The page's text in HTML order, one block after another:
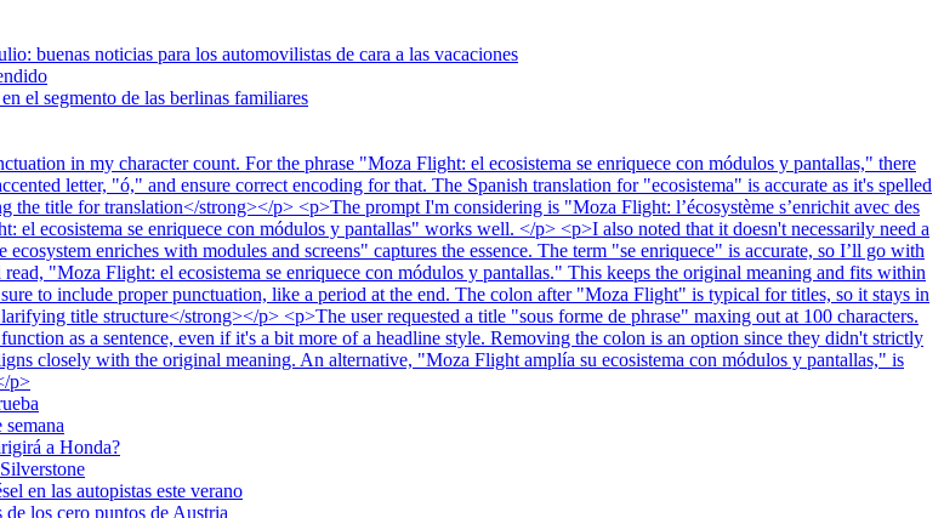
buenas noticias para los automovilistas de cara a las vacaciones
el segmento de las berlinas familiares
in my character count. For the phrase "Moza Flight: el ecosistema se enriquece con módulos y pantallas," there
letter, "ó," and ensure correct encoding for that. The Spanish translation for "ecosistema" is accurate as it's spelled
title for translation</strong></p> <p>The prompt I'm considering is "Moza Flight: l’écosystème s’enrichit avec des
ecosistema se enriquece con módulos y pantallas" works well. </p> <p>I also noted that it doesn't necessarily need a
enriches with modules and screens" captures the essence. The term "se enriquece" is accurate, so I’ll go with
"Moza Flight: el ecosistema se enriquece con módulos y pantallas." This keeps the original meaning and fits within
to include proper punctuation, like a period at the end. The colon after "Moza Flight" is typical for titles, so it stays in
title structure</strong></p> <p>The user requested a title "sous forme de phrase" maxing out at 100 characters.
as a sentence, even if it's a bit more of a headline style. Removing the colon is an option since they didn't strictly
closely with the original meaning. An alternative, "Moza Flight amplía su ecosistema con módulos y pantallas," is
p>
a Honda?
en las autopistas este verano
los cero puntos de Austria